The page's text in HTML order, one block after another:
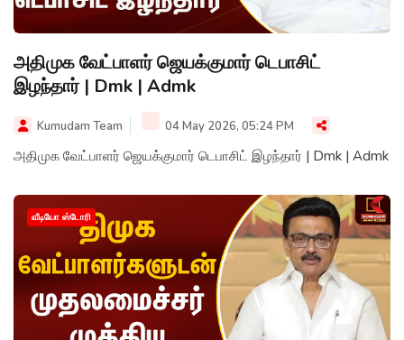
அதிமுக வேட்பாளர் ஜெயக்குமார் டெபாசிட்
இழந்தார் | Dmk | Admk
Kumudam Team 04 May 2026, 05:24 PM
அதிமுக வேட்பாளர் ஜெயக்குமார் டெபாசிட் இழந்தார் | Dmk | Admk
வீடியோ ஸ்டோரி